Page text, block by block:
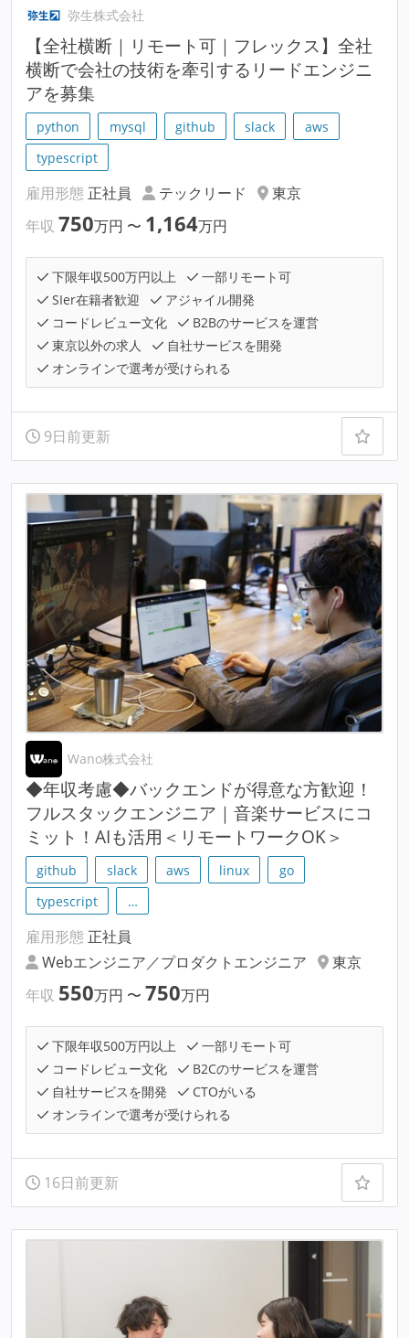
弥生株式会社
【全社横断｜リモート可｜フレックス】全社
横断で会社の技術を牽引するリードエンジニ
アを募集
python mysql github slack
aws
typescript
雇用形態 正社員 テックリード
東京
年収 750万円 〜 1,164万円
下限年収500万円以上
一部リモート可
SIer在籍者歓迎
アジャイル開発
コードレビュー文化
B2Bのサービスを運営
東京以外の求人
自社サービスを開発
オンラインで選考が受けられる
9日前更新
Wano株式会社
◆年収考慮◆バックエンドが得意な方歓迎！
フルスタックエンジニア｜音楽サービスにコ
ミット！AIも活用＜リモートワークOK＞
github slack aws linux
go
typescript
…
雇用形態 正社員
Webエンジニア／プロダクトエンジニア
東京
年収 550万円 〜 750万円
下限年収500万円以上
一部リモート可
コードレビュー文化
B2Cのサービスを運営
自社サービスを開発
CTOがいる
オンラインで選考が受けられる
16日前更新